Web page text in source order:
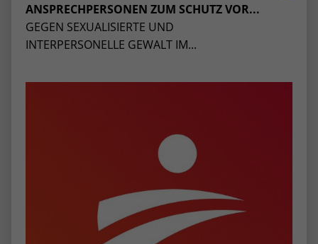
ANSPRECHPERSONEN ZUM SCHUTZ VOR...
GEGEN SEXUALISIERTE UND
INTERPERSONELLE GEWALT IM...